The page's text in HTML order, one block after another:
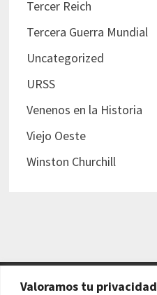
Valoramos tu privacidad
Tercer Reich
Tercera Guerra Mundial
Uncategorized
URSS
Venenos en la Historia
Viejo Oeste
Winston Churchill